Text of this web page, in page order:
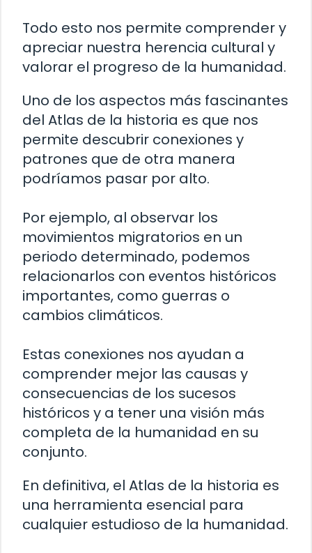
Todo esto nos permite comprender y
apreciar nuestra herencia cultural y
valorar el progreso de la humanidad.
Uno de los aspectos más fascinantes
del Atlas de la historia es que nos
permite descubrir conexiones y
patrones que de otra manera
podríamos pasar por alto.
Por ejemplo, al observar los
movimientos migratorios en un
periodo determinado, podemos
relacionarlos con eventos históricos
importantes, como guerras o
cambios climáticos.
Estas conexiones nos ayudan a
comprender mejor las causas y
consecuencias de los sucesos
históricos y a tener una visión más
completa de la humanidad en su
conjunto.
En definitiva, el Atlas de la historia es
una herramienta esencial para
cualquier estudioso de la humanidad.